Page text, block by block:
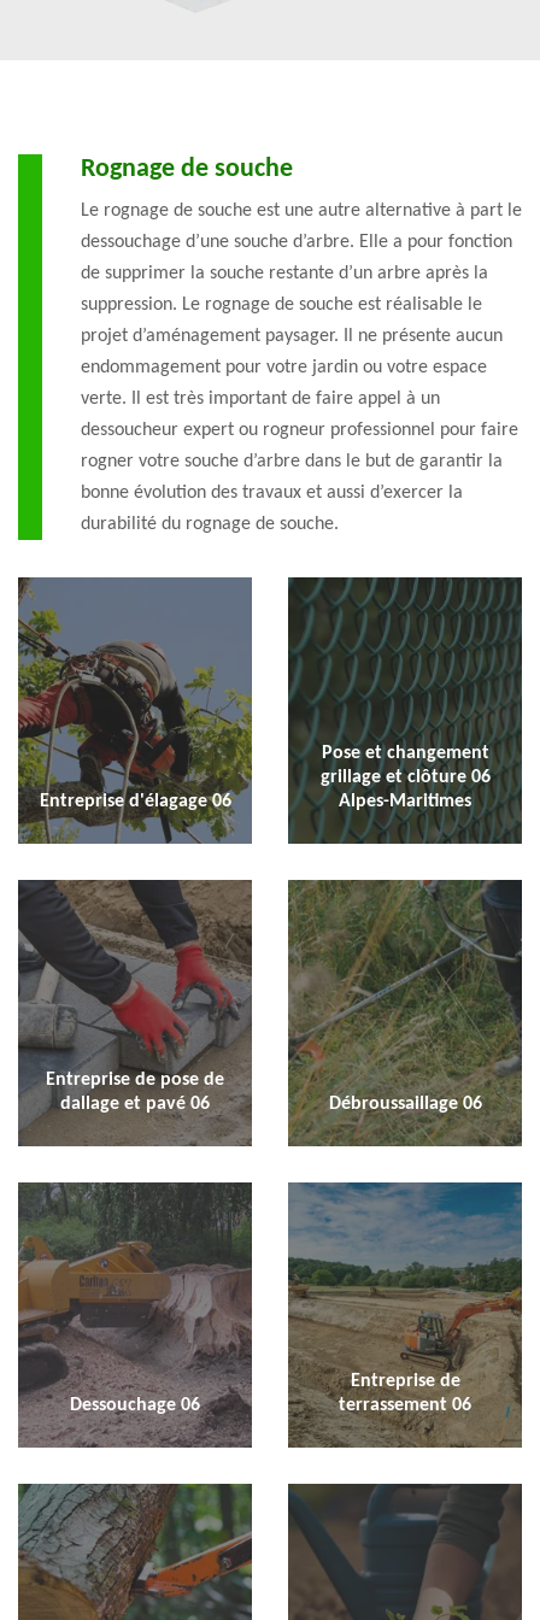
Rognage de souche
Le rognage de souche est une autre alternative à part le
dessouchage d’une souche d’arbre. Elle a pour fonction
de supprimer la souche restante d’un arbre après la
suppression. Le rognage de souche est réalisable le
projet d’aménagement paysager. Il ne présente aucun
endommagement pour votre jardin ou votre espace
verte. Il est très important de faire appel à un
dessoucheur expert ou rogneur professionnel pour faire
rogner votre souche d’arbre dans le but de garantir la
bonne évolution des travaux et aussi d’exercer la
durabilité du rognage de souche.
Entreprise d'élagage 06
Pose et changement
grillage et clôture 06
Alpes-Maritimes
Entreprise de pose de
dallage et pavé 06
Débroussaillage 06
Dessouchage 06
Entreprise de
terrassement 06